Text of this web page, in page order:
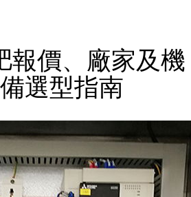
報價、廠家及機
選型指南